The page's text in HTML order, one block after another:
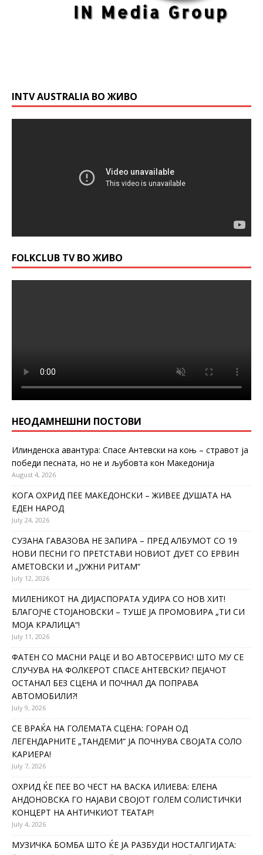
INTV AUSTRALIA ВО ЖИВО
FOLKCLUB TV ВО ЖИВО
НЕОДАМНЕШНИ ПОСТОВИ
Илинденска авантура: Спасе Антевски на коњ – стравот ја
победи песната, но не и љубовта кон Македонија
August 4, 2026
КОГА ОХРИД ПЕЕ МАКЕДОНСКИ – ЖИВЕЕ ДУШАТА НА
ЕДЕН НАРОД
July 24, 2026
СУЗАНА ГАВАЗОВА НЕ ЗАПИРА – ПРЕД АЛБУМОТ СО 19
НОВИ ПЕСНИ ГО ПРЕТСТАВИ НОВИОТ ДУЕТ СО ЕРВИН
АМЕТОВСКИ И „ЈУЖНИ РИТАМ“
July 12, 2026
МИЛЕНИКОТ НА ДИЈАСПОРАТА УДИРА СО НОВ ХИТ!
БЛАГОЈЧЕ СТОЈАНОВСКИ – ТУШЕ ЈА ПРОМОВИРА „ТИ СИ
МОЈА КРАЛИЦА“!
July 11, 2026
ФАТЕН СО МАСНИ РАЦЕ И ВО АВТОСЕРВИС! ШТО МУ СЕ
СЛУЧУВА НА ФОЛКЕРОТ СПАСЕ АНТЕВСКИ? ПЕЈАЧОТ
ОСТАНАЛ БЕЗ СЦЕНА И ПОЧНАЛ ДА ПОПРАВА
АВТОМОБИЛИ?!
July 9, 2026
СЕ ВРАЌА НА ГОЛЕМАТА СЦЕНА: ГОРАН ОД
ЛЕГЕНДАРНИТЕ „ТАНДЕМИ“ ЈА ПОЧНУВА СВОЈАТА СОЛО
КАРИЕРА!
July 7, 2026
ОХРИД ЌЕ ПЕЕ ВО ЧЕСТ НА ВАСКА ИЛИЕВА: ЕЛЕНА
АНДОНОВСКА ГО НАЈАВИ СВОЈОТ ГОЛЕМ СОЛИСТИЧКИ
КОНЦЕРТ НА АНТИЧКИОТ ТЕАТАР!
July 4, 2026
МУЗИЧКА БОМБА ШТО ЌЕ ЈА РАЗБУДИ НОСТАЛГИЈАТА: